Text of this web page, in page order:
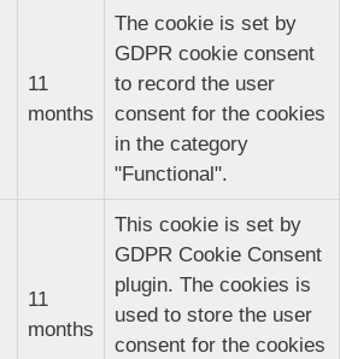
11
months
The cookie is set by
GDPR cookie consent
to record the user
consent for the cookies
in the category
"Functional".
11
months
This cookie is set by
GDPR Cookie Consent
plugin. The cookies is
used to store the user
consent for the cookies